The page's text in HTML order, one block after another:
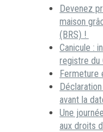
Devenez
maison
(BRS) !
Canicule :
registre du
Fermeture
avant la
Une
aux droits